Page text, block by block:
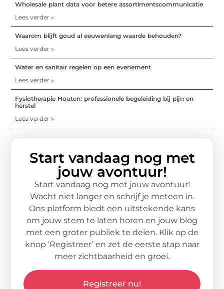
Wholesale plant data voor betere assortimentscommunicatie
Lees verder »
Waarom blijft goud al eeuwenlang waarde behouden?
Lees verder »
Water en sanitair regelen op een evenement
Lees verder »
Fysiotherapie Houten: professionele begeleiding bij pijn en
herstel
Lees verder »
Start vandaag nog met
jouw avontuur!
Start vandaag nog met jouw avontuur!
Wacht niet langer en schrijf je meteen in.
Ons platform biedt een uitstekende kans
om jouw stem te laten horen en jouw blog
met een groter publiek te delen. Klik op de
knop ‘Registreer’ en zet de eerste stap naar
meer zichtbaarheid en groei.
Registreer nu!